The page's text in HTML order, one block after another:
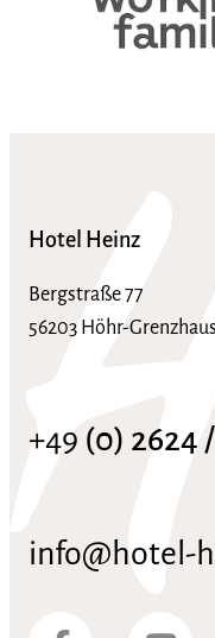
Hotel Heinz
Bergstraße 77
56203 Höhr-
+49 (0) 2624
info@hotel-